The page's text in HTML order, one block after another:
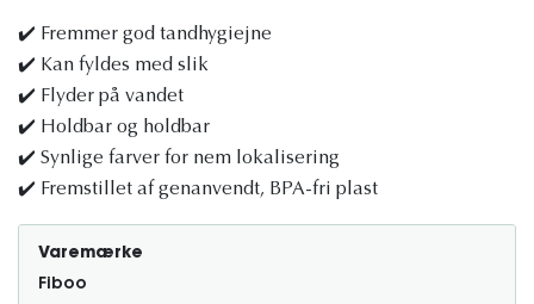
✔️ Fremmer god tandhygiejne
✔️ Kan fyldes med slik
✔️ Flyder på vandet
✔️ Holdbar og holdbar
✔️ Synlige farver for nem lokalisering
✔️ Fremstillet af genanvendt, BPA-fri plast
Varemærke
Fiboo